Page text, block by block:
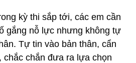
kỳ thi sắp tới, các em cần
gắng nỗ lực nhưng không tự
Tự tin vào bản thân, cẩn
chắc chắn đưa ra lựa chọn